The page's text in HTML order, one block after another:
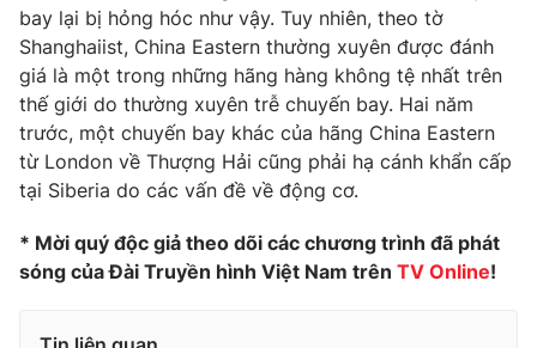
Ðiện thoại Thời báo VTV:024.66 897 897
Email:toasoan@vtv.vn
Liên hệ quảng cáo:024-7300.7108
bay lại bị hỏng hóc như vậy. Tuy nhiên, theo tờ
Shanghaiist, China Eastern thường xuyên được đánh
giá là một trong những hãng hàng không tệ nhất trên
thế giới do thường xuyên trễ chuyến bay. Hai năm
trước, một chuyến bay khác của hãng China Eastern
từ London về Thượng Hải cũng phải hạ cánh khẩn cấp
tại Siberia do các vấn đề về động cơ.
* Mời quý độc giả theo dõi các chương trình đã phát
sóng của Đài Truyền hình Việt Nam trên TV Online!